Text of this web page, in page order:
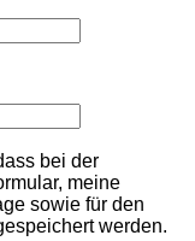
bei der
meine
sowie für den
werden.